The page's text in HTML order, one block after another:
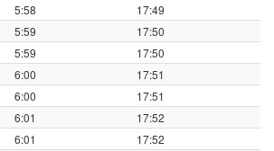
5:58
17:49
5:59
17:50
5:59
17:50
6:00
17:51
6:00
17:51
6:01
17:52
6:01
17:52